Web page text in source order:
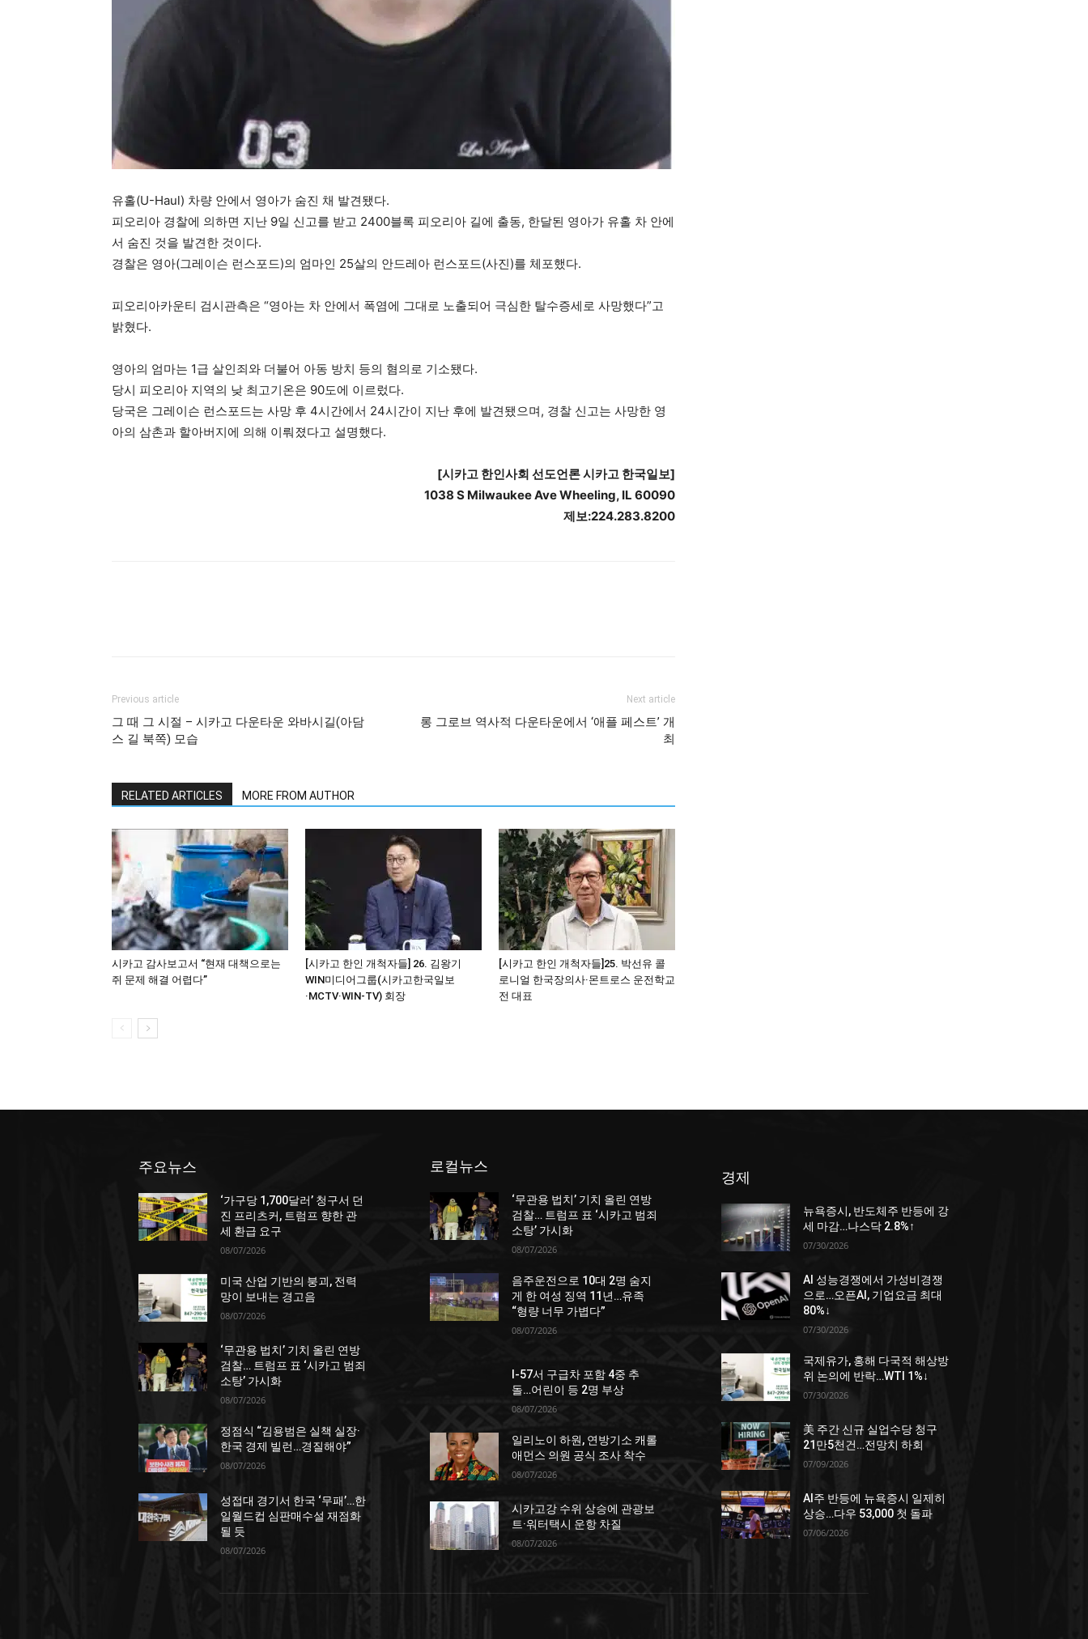
유홀(U-Haul) 차량 안에서 영아가 숨진 채 발견됐다.
피오리아 경찰에 의하면 지난 9일 신고를 받고 2400블록 피오리아 길에 출동, 한달된 영아가 유홀 차 안에
서 숨진 것을 발견한 것이다.
경찰은 영아(그레이슨 런스포드)의 엄마인 25살의 안드레아 런스포드(사진)를 체포했다.
피오리아카운티 검시관측은 “영아는 차 안에서 폭염에 그대로 노출되어 극심한 탈수증세로 사망했다”고
밝혔다.
영아의 엄마는 1급 살인죄와 더불어 아동 방치 등의 혐의로 기소됐다.
당시 피오리아 지역의 낮 최고기온은 90도에 이르렀다.
당국은 그레이슨 런스포드는 사망 후 4시간에서 24시간이 지난 후에 발견됐으며, 경찰 신고는 사망한 영
아의 삼촌과 할아버지에 의해 이뤄졌다고 설명했다.
[시카고 한인사회 선도언론시카고 한국일보]
1038 S Milwaukee Ave Wheeling, IL 60090
제보:224.283.8200
Previous article
그 때 그 시절 – 시카고 다운타운 와바시길(아담
스 길 북쪽) 모습
Next article
롱 그로브 역사적 다운타운에서 ‘애플 페스트’ 개
최
RELATED ARTICLES MORE FROM AUTHOR
시카고 감사보고서 “현재 대책으로는
쥐 문제 해결 어렵다”
[시카고 한인 개척자들] 26. 김왕기
WIN미디어그룹(시카고한국일보
·MCTV·WIN-TV) 회장
[시카고 한인 개척자들]25. 박선유 콜
로니얼 한국장의사·몬트로스 운전학교
전 대표
주요뉴스
‘가구당 1,700달러’ 청구서 던
진 프리츠커, 트럼프 향한 관
세 환급 요구
08/07/2026
미국 산업 기반의 붕괴, 전력
망이 보내는 경고음
08/07/2026
‘무관용 법치’ 기치 올린 연방
검찰… 트럼프 표 ‘시카고 범죄
소탕’ 가시화
08/07/2026
정점식 “김용범은 실책 실장·
한국 경제 빌런…경질해야”
08/07/2026
성접대 경기서 한국 ‘무패’…한
일월드컵 심판매수설 재점화
될 듯
08/07/2026
로컬뉴스
‘무관용 법치’ 기치 올린 연방
검찰… 트럼프 표 ‘시카고 범죄
소탕’ 가시화
08/07/2026
음주운전으로 10대 2명 숨지
게 한 여성 징역 11년…유족
“형량 너무 가볍다”
08/07/2026
I-57서 구급차 포함 4중 추
돌…어린이 등 2명 부상
08/07/2026
일리노이 하원, 연방기소 캐롤
애먼스 의원 공식 조사 착수
08/07/2026
시카고강 수위 상승에 관광보
트·워터택시 운항 차질
08/07/2026
경제
뉴욕증시, 반도체주 반등에 강
세 마감…나스닥 2.8%↑
07/30/2026
AI 성능경쟁에서 가성비경쟁
으로…오픈AI, 기업요금 최대
80%↓
07/30/2026
국제유가, 홍해 다국적 해상방
위 논의에 반락…WTI 1%↓
07/30/2026
美 주간 신규 실업수당 청구
21만5천건…전망치 하회
07/09/2026
AI주 반등에 뉴욕증시 일제히
상승…다우 53,000 첫 돌파
07/06/2026